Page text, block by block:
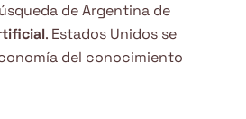
de Argentina de
. Estados Unidos se
del conocimiento